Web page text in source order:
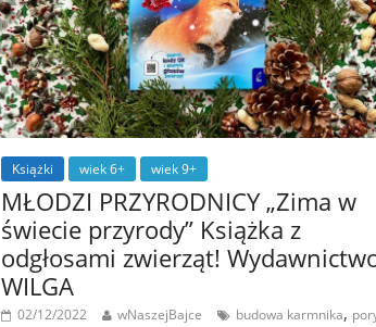
Książki wiek 6+ wiek 9+
MŁODZI PRZYRODNICY „Zima w
świecie przyrody” Książka z
odgłosami zwierząt!
WILGA
02/12/2022 wNaszejBajce budowa karmnika,